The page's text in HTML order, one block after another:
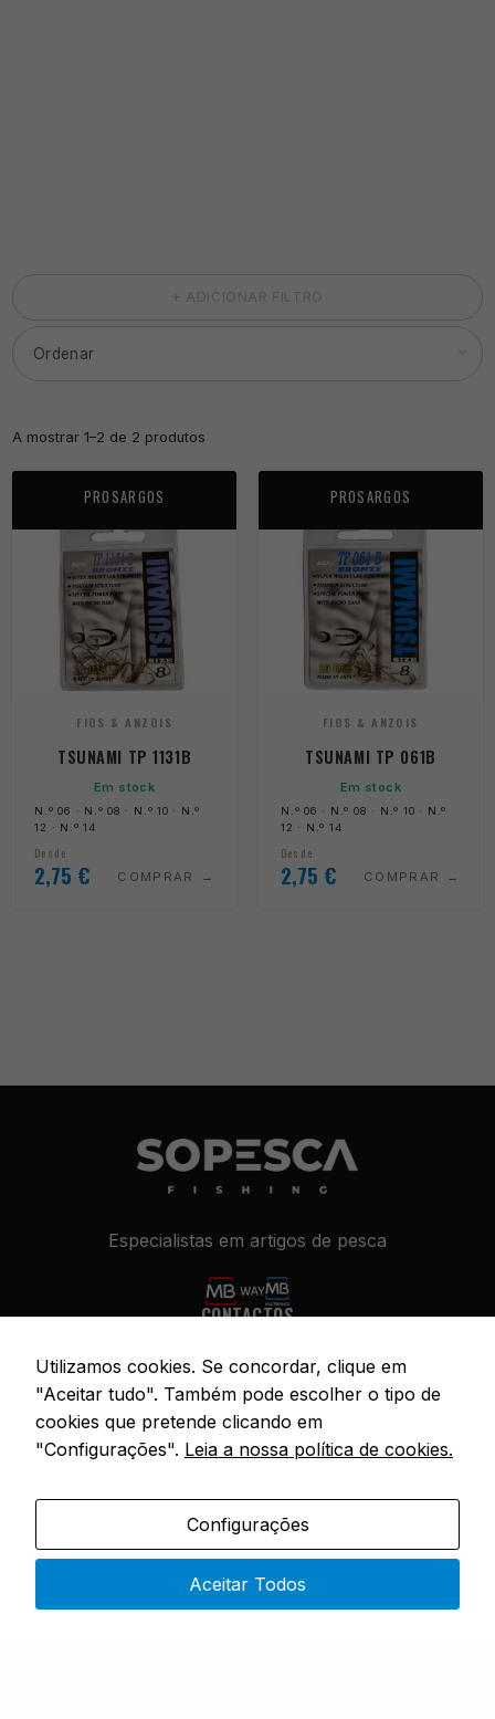
A mostrar 1–2 de 2 produtos
PROSARGOS
FIOS & ANZOIS
TSUNAMI TP 1131B
Em stock
N.º 06 · N.º 08 · N.º 10 · N.º
12 · N.º 14
Desde
2,75 € COMPRAR
PROSARGOS
FIOS & ANZOIS
TSUNAMI TP 061B
Em stock
N.º 06 · N.º 08 · N.º 10 · N.º
12 · N.º 14
Desde
2,75 € COMPRAR
Especialistas em artigos de pesca
CONTACTOS
Rua 4 do Bom Sucesso – No. 9,
4730-453 Vila do Prado
Segunda a Sexta: 9h00 – 19h00
(351) 915 343 551
sopesca@sopesca.pt
SÓ PESCA
Sobre Nós
Utilizamos cookies. Se concordar, clique em
"Aceitar tudo". Também pode escolher o tipo de
cookies que pretende clicando em
"Configurações". Leia a nossa política de cookies.
Configurações
Aceitar Todos